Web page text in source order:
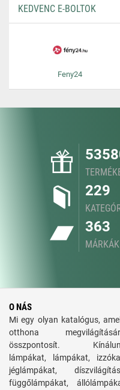
KEDVENC E-BOLTOK
Feny24
229
363
MÁRKÁK
O NÁS
Mi egy olyan katalógus,
otthona
összpontosít.
lámpákat, lámpákat,
jéglámpákat,
függőlámpákat,